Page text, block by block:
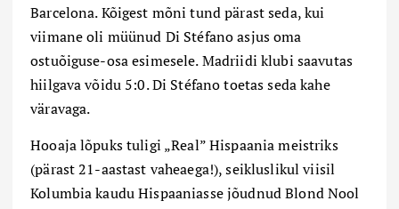
Barcelona. Kõigest mõni tund pärast seda, kui
viimane oli müünud Di Stéfano asjus oma
ostuõiguse-osa esimesele. Madriidi klubi saavutas
hiilgava võidu 5:0. Di Stéfano toetas seda kahe
väravaga.
Hooaja lõpuks tuligi „Real” Hispaania meistriks
(pärast 21-aastast vaheaega!), seikluslikul viisil
Kolumbia kaudu Hispaaniasse jõudnud Blond Nool